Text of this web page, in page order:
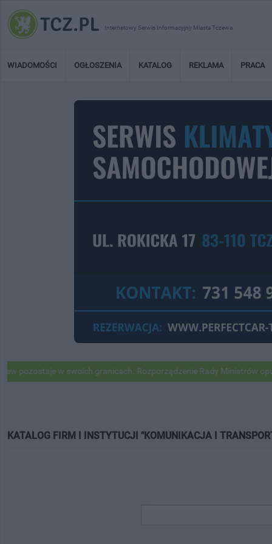
Internetowy Serwis Informacyjny Miasta Tczewa
WIADOMOŚCI OGŁOSZENIA KATALOG REKLAMA PRACA
w swoich granicach. Rozporządzenie Rady Ministrów
KATALOG FIRM I INSTYTUCJI "KOMUNIKACJA I